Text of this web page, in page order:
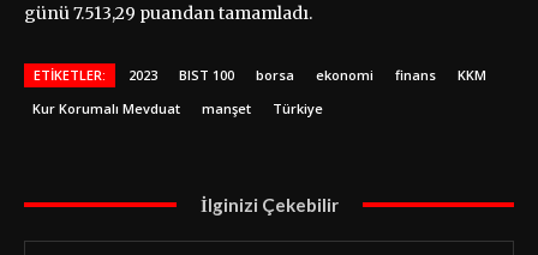
günü 7.513,29 puandan tamamladı.
ETIKETLER: 2023 BIST 100 borsa ekonomi finans
KKM
Kur Korumalı Mevduat
manşet Türkiye
İlginizi Çekebilir